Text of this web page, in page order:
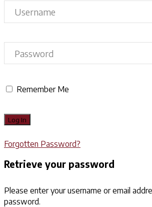
Remember Me
Forgotten Password?
Retrieve your password
Please enter your username or email
password.